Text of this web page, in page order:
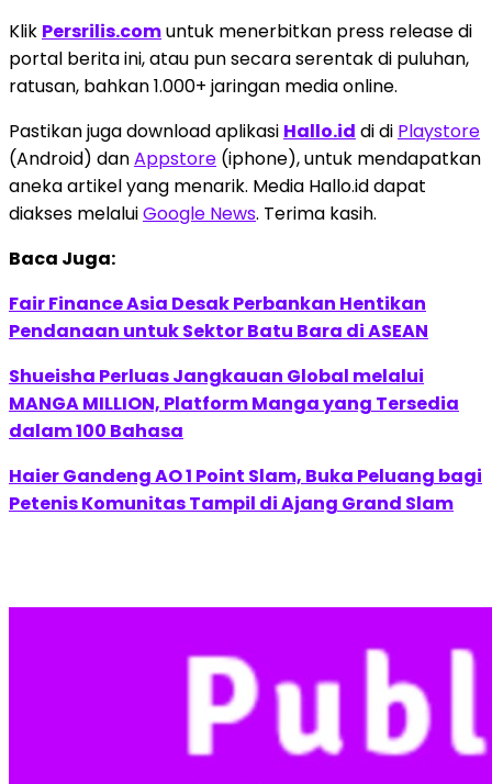
Klik Persrilis.comuntuk menerbitkan press release di
portal berita ini, atau pun secara serentak di puluhan,
ratusan, bahkan 1.000+ jaringan media online.
Pastikan juga download aplikasi Hallo.id di di Playstore
(Android) danAppstore (iphone), untuk mendapatkan
aneka artikel yang menarik. Media Hallo.id dapat
diakses melaluiGoogle News. Terima kasih.
Baca Juga:
Fair Finance Asia Desak Perbankan Hentikan
Pendanaan untuk Sektor Batu Bara di ASEAN
Shueisha Perluas Jangkauan Global melalui
MANGA MILLION, Platform Manga yang Tersedia
dalam 100 Bahasa
Haier Gandeng AO 1 Point Slam, Buka Peluang bagi
Petenis Komunitas Tampil di Ajang Grand Slam